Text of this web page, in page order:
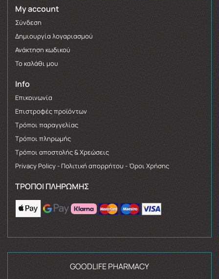
My account
Σύνδεση
Δημιουργία λογαριασμού
Ανάκτηση κωδικού
Το καλάθι μου
Info
Επικοινωνία
Επιστροφές προϊόντων
Τρόποι παραγγελίας
Τρόποι πληρωμής
Τρόποι αποστολής & Χρεώσεις
Privacy Policy - Πολιτική απορρήτου - Όροι Χρήσης
ΤΡΌΠΟΙ ΠΛΗΡΩΜΉΣ
GOODLIFE PHARMACY